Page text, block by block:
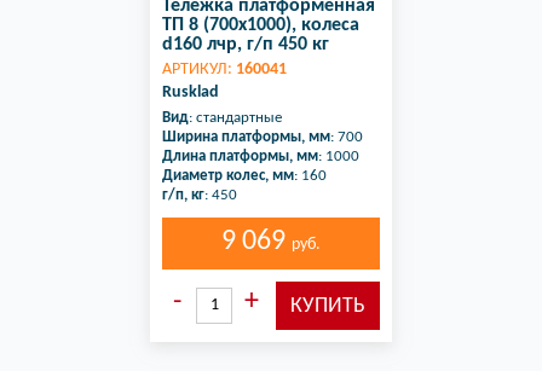
Тележка платформенная
ТП 8 (700х1000), колеса
d160 лчр, г/п 450 кг
АРТИКУЛ: 160041
Rusklad
Вид: стандартные
Ширина платформы, мм: 700
Длина платформы, мм: 1000
Диаметр колес, мм: 160
г/п, кг: 450
9 069 руб.